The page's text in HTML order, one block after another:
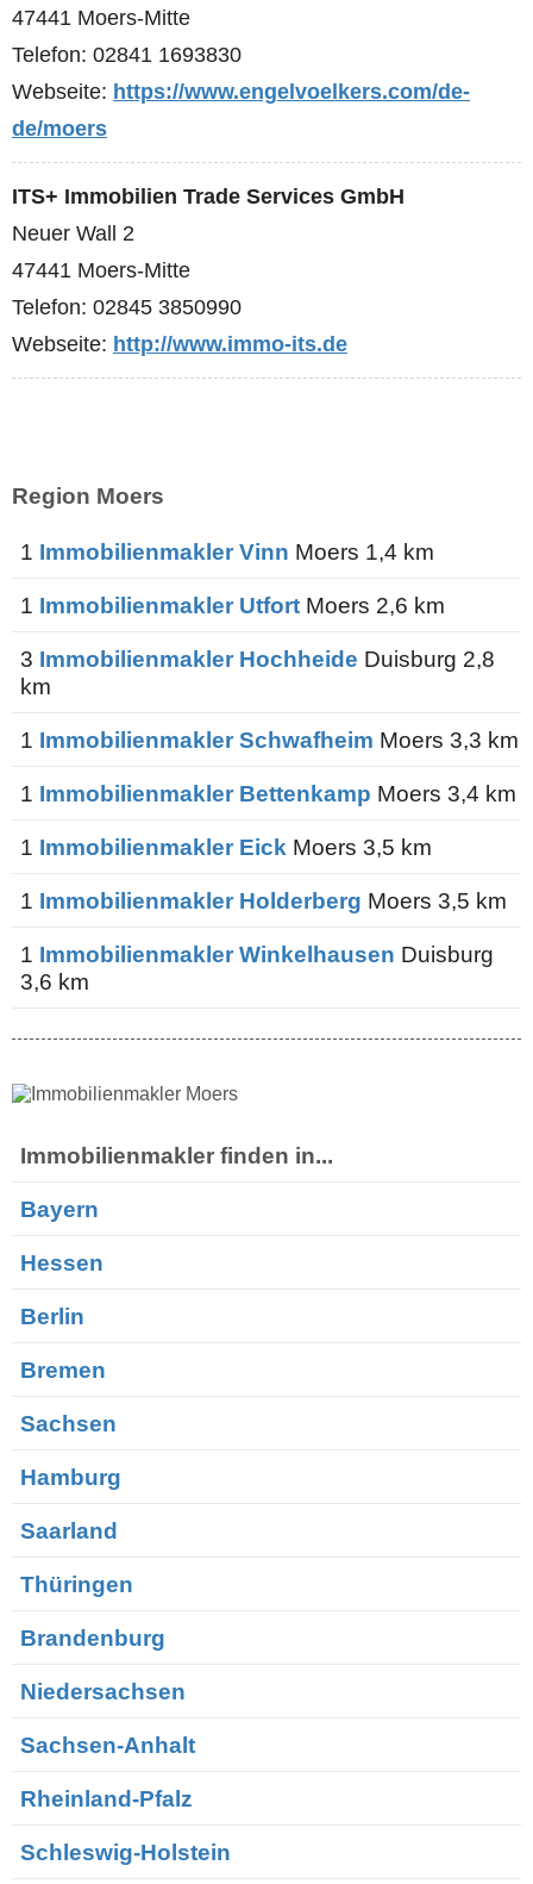
47441 Moers-Mitte
Telefon: 02841 1693830
Webseite: https://www.engelvoelkers.com/de-
de/moers
ITS+ Immobilien Trade Services GmbH
Neuer Wall 2
47441 Moers-Mitte
Telefon: 02845 3850990
Webseite: http://www.immo-its.de
Region Moers
1 Immobilienmakler Vinn Moers 1,4 km
1 Immobilienmakler Utfort Moers 2,6 km
3 Immobilienmakler Hochheide Duisburg 2,8
km
1 Immobilienmakler Schwafheim Moers 3,3 km
1 Immobilienmakler Bettenkamp Moers 3,4 km
1 Immobilienmakler Eick Moers 3,5 km
1 Immobilienmakler Holderberg Moers 3,5 km
1 Immobilienmakler Winkelhausen Duisburg
3,6 km
Immobilienmakler finden in...
Bayern
Hessen
Berlin
Bremen
Sachsen
Hamburg
Saarland
Thüringen
Brandenburg
Niedersachsen
Sachsen-Anhalt
Rheinland-Pfalz
Schleswig-Holstein